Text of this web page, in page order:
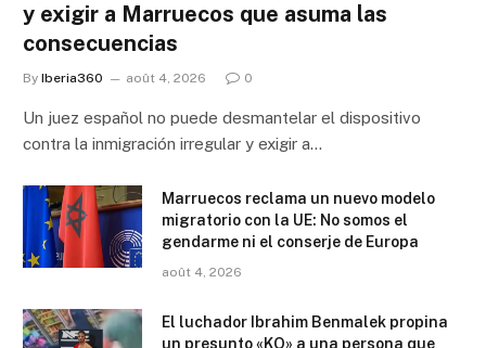
y exigir a Marruecos que asuma las
consecuencias
By Iberia360 août 4, 2026 0
Un juez español no puede desmantelar el dispositivo
contra la inmigración irregular y exigir a…
Marruecos reclama un nuevo modelo
migratorio con la UE: No somos el
gendarme ni el conserje de Europa
août 4, 2026
El luchador Ibrahim Benmalek propina
un presunto «KO» a una persona que